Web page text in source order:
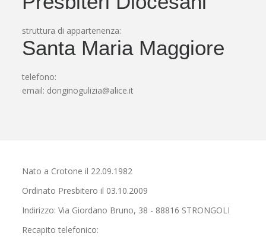
struttura di appartenenza:
Santa Maria Maggiore
telefono:
email: donginogulizia@alice.it
Nato a Crotone il 22.09.1982
Ordinato Presbitero il 03.10.2009
Indirizzo: Via Giordano Bruno, 38 - 88816 STRONGOLI
Recapito telefonico: